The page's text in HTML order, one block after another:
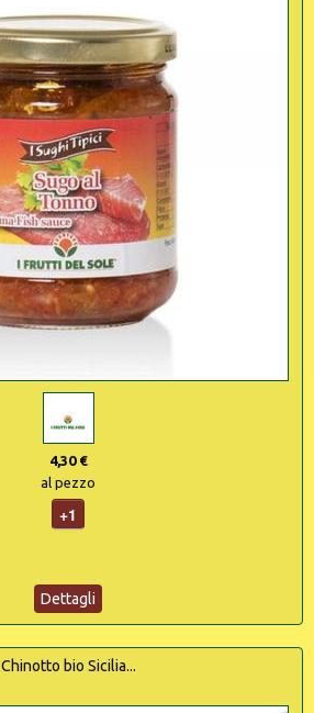
4,30 €
al pezzo
+1
Dettagli
Chinotto bio Sicilia...